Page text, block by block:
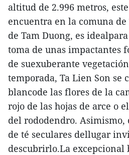
altitud de 2.996 metros,
encuentra en la comuna
de Tam Duong, es
toma de unas impactantes
de suexuberante
temporada, Ta Lien Son se
blancode las flores de la
rojo de las hojas de arce o
del rododendro. Asimismo,
de té seculares dellugar
descubrirlo.La excepcional